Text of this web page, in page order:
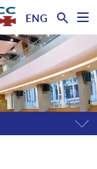
開
單
ENG
開